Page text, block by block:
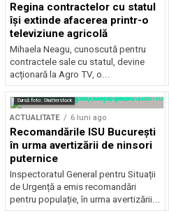
Regina contractelor cu statul
își extinde afacerea printr-o
televiziune agricolă
Mihaela Neagu, cunoscută pentru
contractele sale cu statul, devine
acționară la Agro TV, o...
Sursă foto: Shutterstock
ACTUALITATE 6 luni ago
Recomandările ISU București
în urma avertizării de ninsori
puternice
Inspectoratul General pentru Situații
de Urgență a emis recomandări
pentru populație, în urma avertizării...